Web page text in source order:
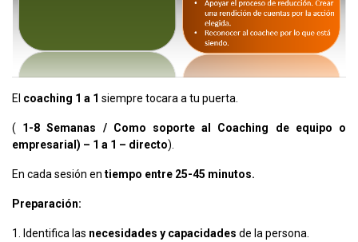
El coaching 1 a 1 siempre tocara a tu puerta.
( 1-8 Semanas / Como soporte al Coaching de equipo o
empresarial) – 1 a 1 – directo).
En cada sesión en tiempo entre 25-45 minutos.
Preparación:
1. Identifica las necesidades y capacidades de la persona.